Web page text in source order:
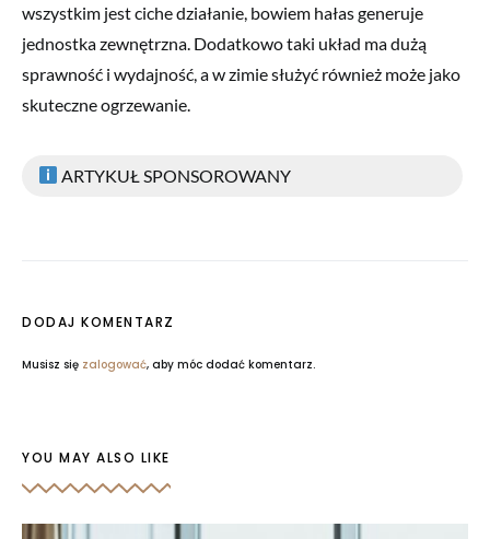
wszystkim jest ciche działanie, bowiem hałas generuje
jednostka zewnętrzna. Dodatkowo taki układ ma dużą
sprawność i wydajność, a w zimie służyć również może jako
skuteczne ogrzewanie.
ARTYKUŁ SPONSOROWANY
DODAJ KOMENTARZ
Musisz się zalogować, aby móc dodać komentarz.
YOU MAY ALSO LIKE